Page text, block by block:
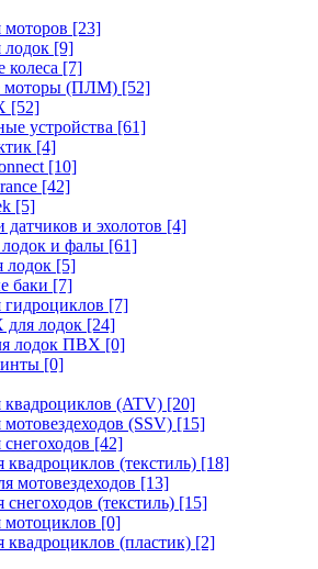
[23]
лодок [9]
колеса [7]
моторы (ПЛМ) [52]
[52]
устройства [61]
[4]
[10]
[42]
[5]
датчиков и эхолотов [4]
лодок и фалы [61]
лодок [5]
баки [7]
[7]
лодок [24]
лодок ПВХ [0]
[0]
квадроциклов (ATV) [20]
(SSV) [15]
[42]
(текстиль) [18]
мотовездеходов [13]
(текстиль) [15]
мотоциклов [0]
(пластик) [2]